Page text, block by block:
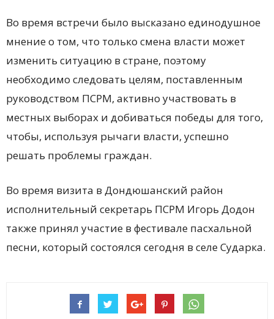
Во время встречи было высказано единодушное
мнение о том, что только смена власти может
изменить ситуацию в стране, поэтому
необходимо следовать целям, поставленным
руководством ПСРМ, активно участвовать в
местных выборах и добиваться победы для того,
чтобы, используя рычаги власти, успешно
решать проблемы граждан.
Во время визита в Дондюшанский район
исполнительный секретарь ПСРМ Игорь Додон
также принял участие в фестивале пасхальной
песни, который состоялся сегодня в селе Сударка.